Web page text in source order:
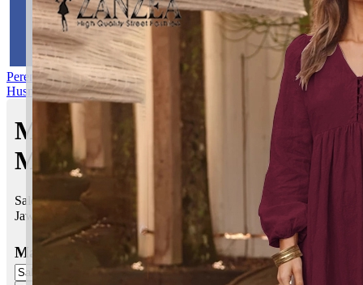
Perempuan Nama Pilihan Nama Gabungan Nama Rasul
Asma’ul
Husna Mom's Club
Maksud nama Saleem Aathif |
Maksud Nama dalam Islam
Saleem Aathif bermaksud Selamat, terkawal; Belas kasih
Jawi:
سليم عطيف
Masukkan Nama: